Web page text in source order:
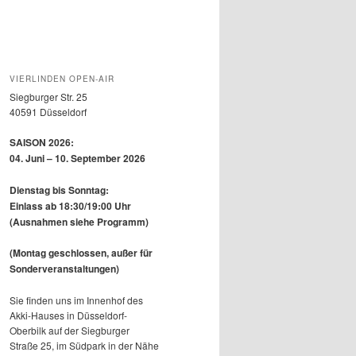
VIERLINDEN OPEN-AIR
Siegburger Str. 25
40591 Düsseldorf
SAISON 2026:
04. Juni – 10. September 2026
Dienstag bis Sonntag:
Einlass ab 18:30/19:00 Uhr
(Ausnahmen siehe Programm)
(Montag geschlossen, außer für
Sonderveranstaltungen)
Sie finden uns im Innenhof des
Akki-Hauses in Düsseldorf-
Oberbilk auf der Siegburger
Straße 25, im Südpark in der Nähe